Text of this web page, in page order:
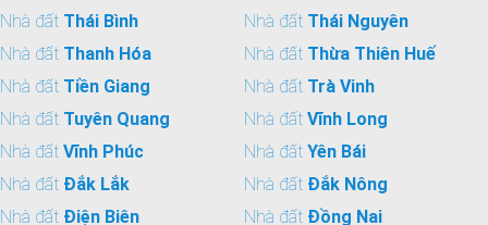
Nhà đất Thái Bình Nhà đất Thái Nguyên
Nhà đất Thanh Hóa Nhà đất Thừa Thiên Huế
Nhà đất Tiền Giang Nhà đất Trà Vinh
Nhà đất Tuyên Quang Nhà đất Vĩnh Long
Nhà đất Vĩnh Phúc Nhà đất Yên Bái
Nhà đất Đắk Lắk Nhà đất Đắk Nông
Nhà đất Điện Biên Nhà đất Đồng Nai